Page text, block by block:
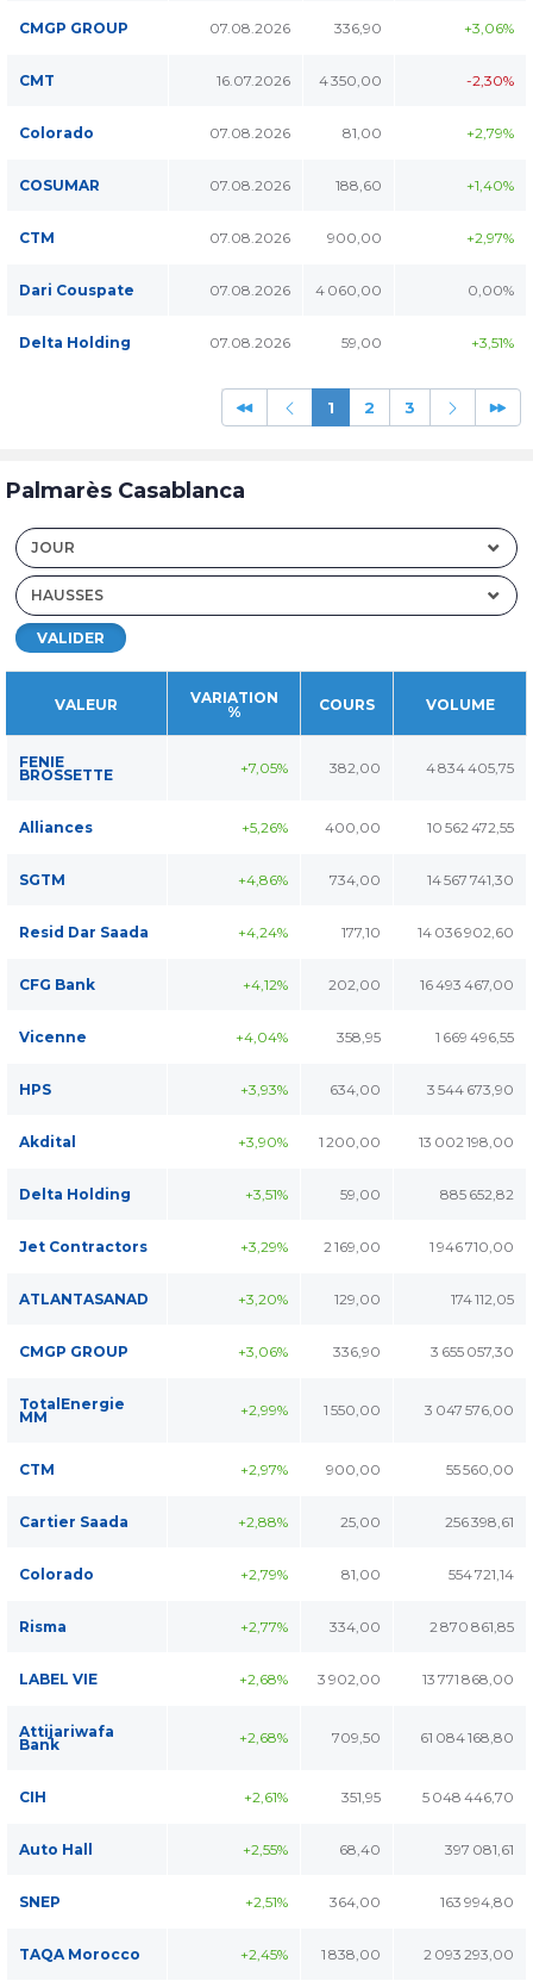
CMGP GROUP 07.08.2026 336,90 +3,06%
CMT 16.07.2026 4 350,00 -2,30%
Colorado 07.08.2026 81,00 +2,79%
COSUMAR 07.08.2026 188,60 +1,40%
CTM 07.08.2026 900,00 +2,97%
Dari Couspate 07.08.2026 4 060,00 0,00%
Delta Holding 07.08.2026 59,00 +3,51%
1 2 3
Palmarès Casablanca
JOUR
HAUSSES
VALIDER
VALEUR
VARIATION
%
COURS VOLUME
FENIE
BROSSETTE +7,05% 382,00 4 834 405,75
Alliances +5,26% 400,00 10 562 472,55
SGTM +4,86% 734,00 14 567 741,30
Resid Dar Saada +4,24% 177,10 14 036 902,60
CFG Bank +4,12% 202,00 16 493 467,00
Vicenne +4,04% 358,95 1 669 496,55
HPS +3,93% 634,00 3 544 673,90
Akdital +3,90% 1 200,00 13 002 198,00
Delta Holding +3,51% 59,00 885 652,82
Jet Contractors +3,29% 2 169,00 1 946 710,00
ATLANTASANAD +3,20% 129,00 174 112,05
CMGP GROUP +3,06% 336,90 3 655 057,30
TotalEnergie
MM +2,99% 1 550,00 3 047 576,00
CTM +2,97% 900,00 55 560,00
Cartier Saada +2,88% 25,00 256 398,61
Colorado +2,79% 81,00 554 721,14
Risma +2,77% 334,00 2 870 861,85
LABEL VIE +2,68% 3 902,00 13 771 868,00
Attijariwafa
Bank +2,68% 709,50 61 084 168,80
CIH +2,61% 351,95 5 048 446,70
Auto Hall +2,55% 68,40 397 081,61
SNEP +2,51% 364,00 163 994,80
TAQA Morocco +2,45% 1 838,00 2 093 293,00